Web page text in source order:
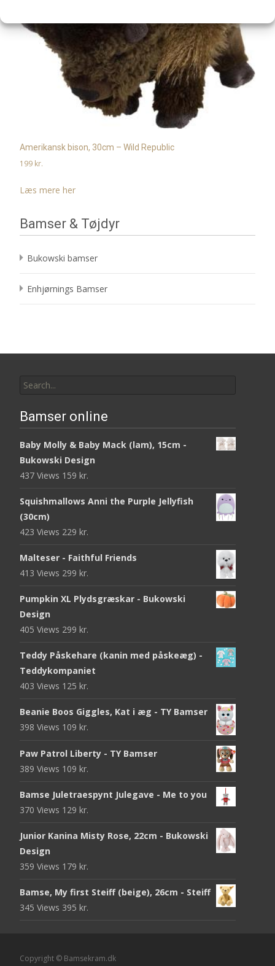
Amerikansk bison, 30cm – Wild Republic
199 kr.
Læs mere her
Bamser & Tøjdyr
Bukowski bamser
Enhjørnings Bamser
for:
Bamser online
Baby Molly & Baby Mack (lam), 15cm -
Bukowski Design
437 Views 159 kr.
Squishmallows Anni the Purple Jellyfish
(30cm)
423 Views 229 kr.
Malteser - Faithful Friends
413 Views 299 kr.
Pumpkin XL Plydsgræskar - Bukowski
Design
405 Views 299 kr.
Teddy Påskehare (kanin med påskeæg) -
Teddykompaniet
403 Views 125 kr.
Beanie Boos Giggles, Kat i æg - TY Bamser
398 Views 109 kr.
Paw Patrol Liberty - TY Bamser
389 Views 109 kr.
Bamse Juletraespynt Julegave - Me to you
370 Views 129 kr.
Junior Kanina Misty Rose, 22cm - Bukowski
Design
359 Views 179 kr.
Bamse, My first Steiff (beige), 26cm - Steiff
345 Views 395 kr.
Copyright © Bamsekram.dk